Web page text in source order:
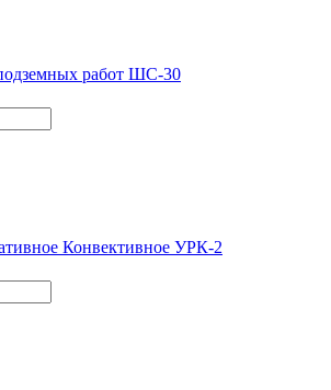
работ ШС-30
Конвективное УРК-2